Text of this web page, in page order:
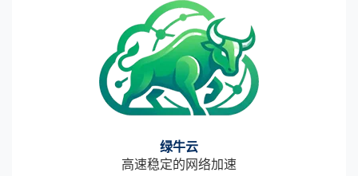
绿牛云
高速稳定的网络加速